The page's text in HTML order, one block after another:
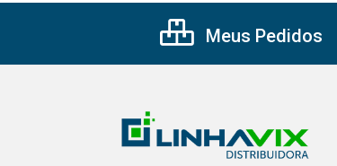
Meus Pedidos